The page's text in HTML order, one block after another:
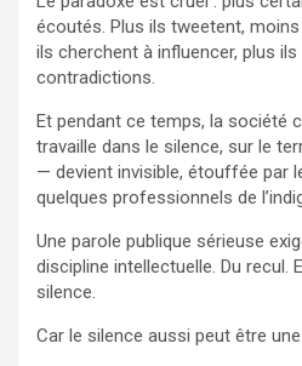
écoutés. Plus ils tweetent,
ils cherchent à influencer, plus
contradictions.
Et pendant ce temps, la société
travaille dans le silence, sur le
— devient invisible, étouffée par
quelques professionnels de
Une parole publique sérieuse
discipline intellectuelle. Du recul.
silence.
Car le silence aussi peut être